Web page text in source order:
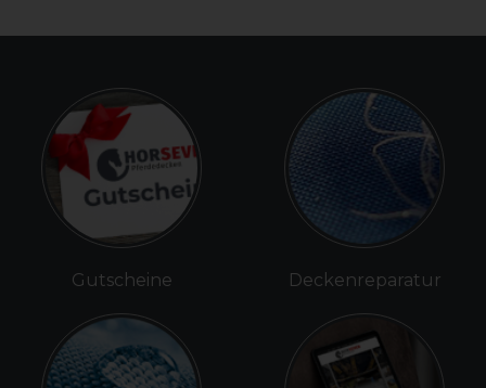
Gutscheine Deckenreparatur